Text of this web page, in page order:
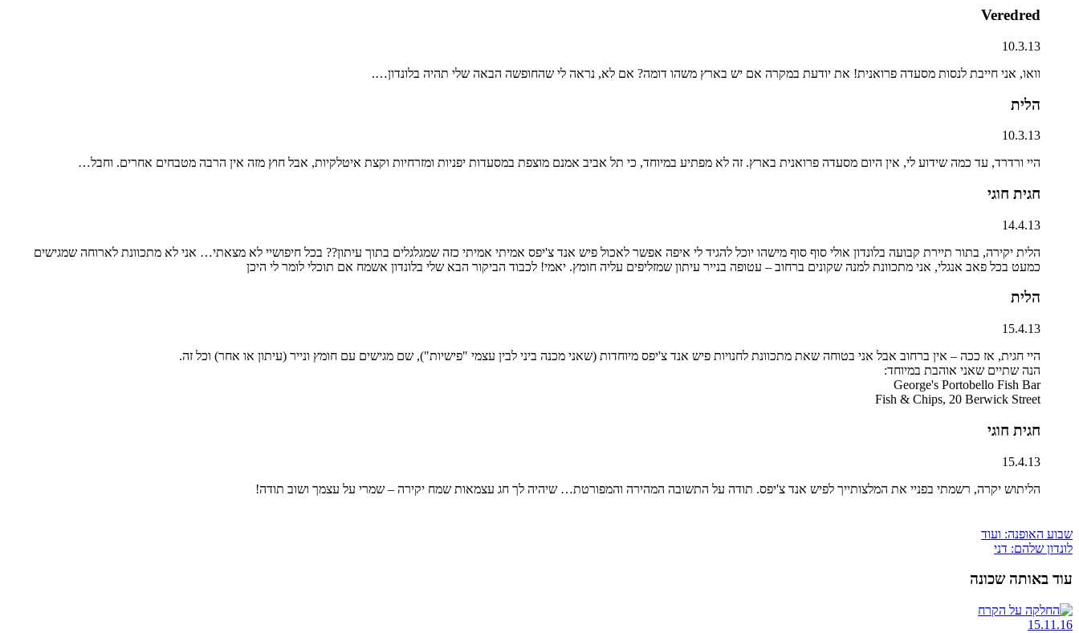
Veredred
10.3.13
וואו, אני חייבת לנסות מסעדה פרואנית! את יודעת במקרה אם יש בארץ משהו דומה? אם לא, נראה לי שהחופשה הבאה שלי תהיה בלונדון….
הלית
10.3.13
היי ורדרד, עד כמה שידוע לי, אין היום מסעדה פרואנית בארץ. זה לא מפתיע במיוחד, כי תל אביב אמנם מוצפת במסעדות יפניות ומזרחיות וקצת איטלקיות, אבל חוץ מזה אין הרבה מטבחים אחרים. וחבל…
חגית חוגי
14.4.13
הלית יקירה, בתור תיירת קבועה בלונדון אולי סוף סוף מישהו יוכל להגיד לי איפה אפשר לאכול פיש אנד צ'יפס אמיתי אמיתי כזה שמגלגלים בתוך עיתון?? בכל חיפושיי לא מצאתי… אני לא מתכוונת לארוחה שמגישים
כמעט בכל פאב אנגלי, אני מתכוונת למנה שקונים ברחוב – עטופה בנייר עיתון שמזליפים עליה חומץ. יאמי! לכבוד הביקור הבא שלי בלונדון אשמח אם תוכלי לומר לי היכן
הלית
15.4.13
היי חגית, אז ככה – אין ברחוב אבל אני בטוחה שאת מתכוונת לחנויות פיש אנד צ'יפס מיוחדות (שאני מכנה ביני לבין עצמי "פישיות"), שם מגישים עם חומץ ונייר (עיתון או אחר) וכל זה.
הנה שתיים שאני אוהבת במיוחד:
George's Portobello Fish Bar
Fish & Chips, 20 Berwick Street
חגית חוגי
15.4.13
הליתוש יקרה, רשמתי בפניי את המלצותייך לפיש אנד צ'יפס. תודה על התשובה המהירה והמפורטת… שיהיה לך חג עצמאות שמח יקירה – שמרי על עצמך ושוב תודה!
שבוע האופנה: ועוד
לונדון שלהם: דני
עוד באותה שכונה
15.11.16